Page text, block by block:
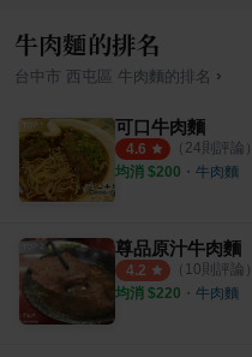
牛肉麵的排名
台中市 西屯區 牛肉麵的排名 ›
可口牛肉麵
4.6 （ 24則評論）
均消 $200 ・ 牛肉麵
尊品原汁牛肉麵
4.2 （ 10則評論）
均消 $220 ・ 牛肉麵